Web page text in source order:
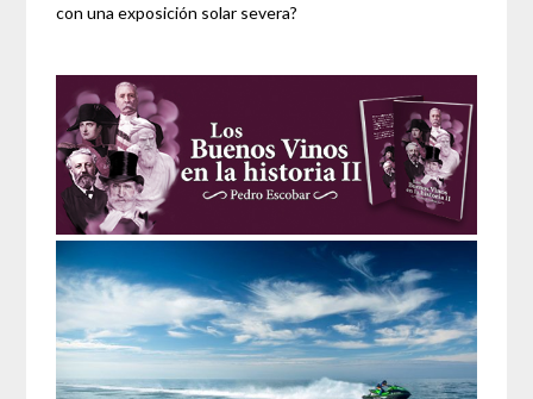
con una exposición solar severa?